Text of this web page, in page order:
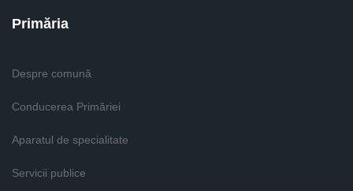
Primăria
Despre comună
Conducerea Primăriei
Aparatul de specialitate
Servicii publice